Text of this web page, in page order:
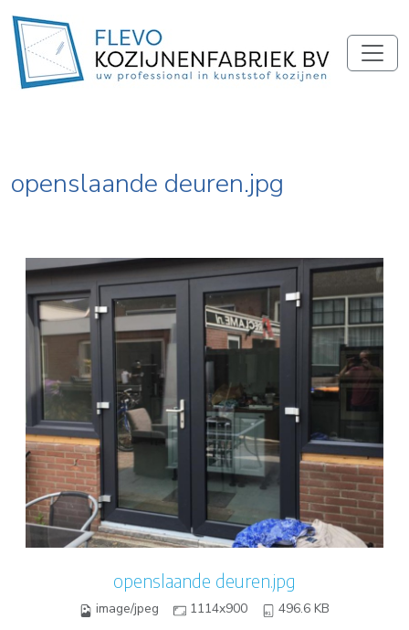
openslaande deuren.jpg
openslaande deuren.jpg
image/jpeg 1114x900 496.6 KB